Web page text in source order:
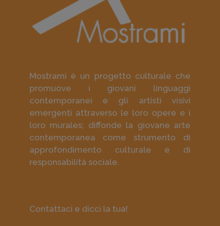
Mostrami è un progetto culturale che
promuove i giovani linguaggi
contemporanei e gli artisti visivi
emergenti attraverso le loro opere e i
loro murales; diffonde la giovane arte
contemporanea come strumento di
approfondimento culturale e di
responsabilità sociale.
Contattaci e dicci la tua!